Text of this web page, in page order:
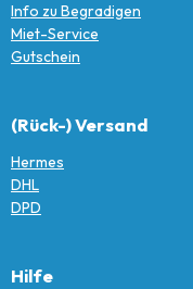
Info zu Begradigen
Miet-Service
Gutschein
(Rück-) Versand
Hermes
DHL
DPD
Hilfe